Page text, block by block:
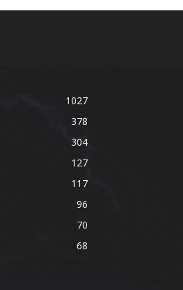
1027
378
304
127
117
96
70
68